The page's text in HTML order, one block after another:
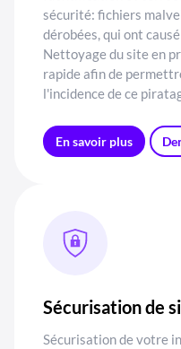
sécurité: fichiers
dérobées, qui ont
Nettoyage du site en
rapide afin de
l'incidence de ce
En savoir plus
Sécurisation de
Sécurisation de votre